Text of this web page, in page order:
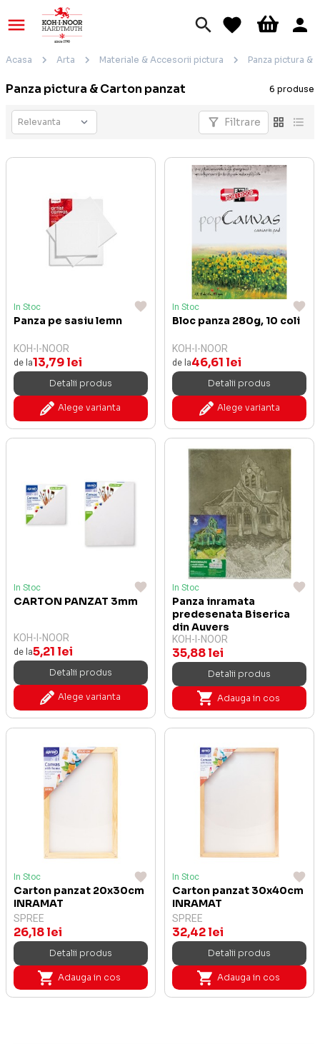
Acasa Arta Materiale & Accesorii pictura Panza pictura &
Panza pictura & Carton panzat 6 produse
Filtrare
In Stoc
Panza pe sasiu lemn
KOH-I-NOOR
de la13,79 lei
Detalii produs
Alege varianta
In Stoc
Bloc panza 280g, 10 coli
KOH-I-NOOR
de la46,61 lei
Detalii produs
Alege varianta
In Stoc
CARTON PANZAT 3mm
KOH-I-NOOR
de la5,21 lei
Detalii produs
Alege varianta
In Stoc
Panza inramata
predesenata Biserica
din Auvers
KOH-I-NOOR
35,88 lei
Detalii produs
Adauga in cos
In Stoc
Carton panzat 20x30cm
INRAMAT
SPREE
26,18 lei
Detalii produs
Adauga in cos
In Stoc
Carton panzat 30x40cm
INRAMAT
SPREE
32,42 lei
Detalii produs
Adauga in cos